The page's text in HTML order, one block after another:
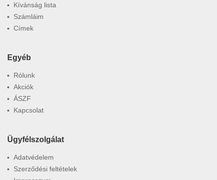
Kívánság lista
Számláim
Címek
Egyéb
Rólunk
Akciók
ÁSZF
Kapcsolat
Ügyfélszolgálat
Adatvédelem
Szerződési feltételek